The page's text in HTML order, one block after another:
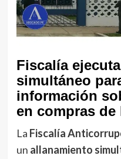
Fiscalía
simultáneo
información
en compras de
La Fiscalía
un allanamiento